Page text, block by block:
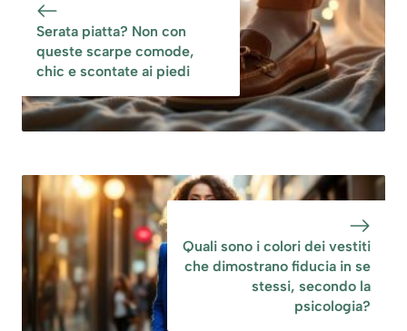
Serata piatta? Non con
queste scarpe comode,
chic e scontate ai piedi
Quali sono i colori dei vestiti
che dimostrano fiducia in se
stessi, secondo la
psicologia?